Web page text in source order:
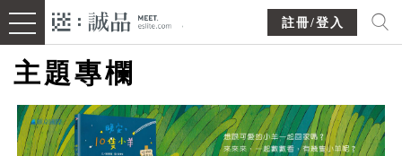
註冊/登入
主題專欄